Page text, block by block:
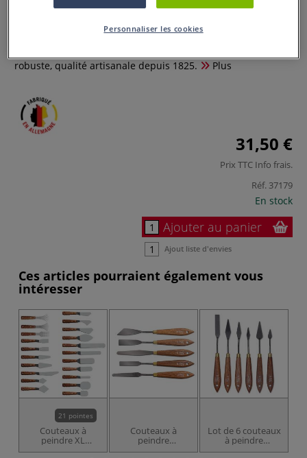
0 Commentaires
Couteau à palette Wamkron en inox, 33 cm. Idéal pour
robuste, qualité artisanale depuis 1825.
Plus
31,50 €
Prix TTC Info frais.
Réf. 37179
En stock
Ajouter au panier
Ajout liste d'envies
Ces articles pourraient également vous
intéresser
21 pointes
Couteaux à
peindre XL
Gerstaecker
Couteaux à
peindre
Gerstaecker
Lot de 6 couteaux
à peindre
Gerstaecker
Personnaliser les cookies